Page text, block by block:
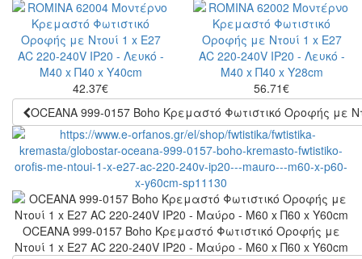
42.37€ 56.71€
OCEANA 999-0157 Boho Κρεμαστό Φωτιστικό Οροφής με
OCEANA 999-0157 Boho Κρεμαστό Φωτιστικό Οροφής με
Ντουί 1 x E27 AC 220-240V IP20 - Μαύρο - Μ60 x Π60 x Υ60cm